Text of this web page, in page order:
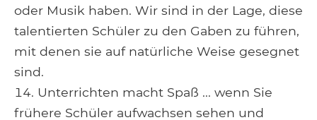
oder Musik haben. Wir sind in der Lage, diese
talentierten Schüler zu den Gaben zu führen,
mit denen sie auf natürliche Weise gesegnet
sind.
Unterrichten macht Spaß ... wenn Sie
frühere Schüler aufwachsen sehen und